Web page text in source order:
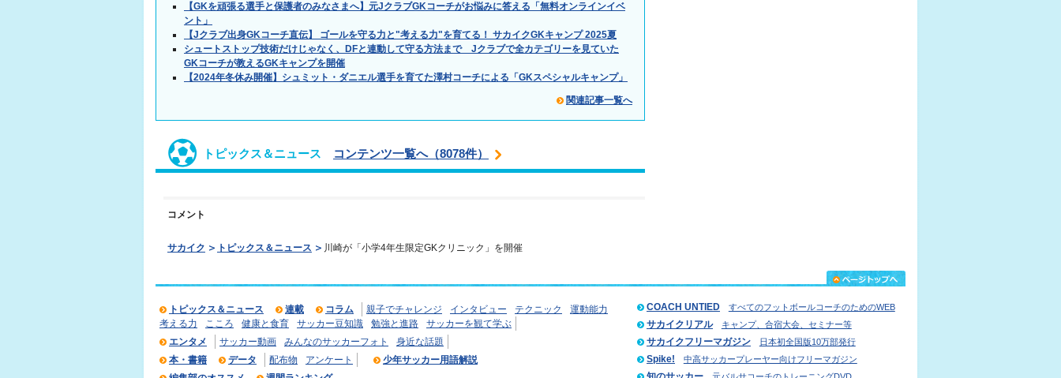
【GKを頑張る選手と保護者のみなさまへ】元JクラブGKコーチがお悩みに答える「無料オンラインイベ
ント」
【Jクラブ出身GKコーチ直伝】 ゴールを守る力と"考える力"を育てる！ サカイクGKキャンプ 2025夏
シュートストップ技術だけじゃなく、DFと連動して守る方法まで Jクラブで全カテゴリーを見ていた
GKコーチが教えるGKキャンプを開催
【2024年冬休み開催】シュミット・ダニエル選手を育てた澤村コーチによる「GKスペシャルキャンプ」
関連記事一覧へ
トピックス＆ニュース コンテンツ一覧へ（8078件）
コメント
サカイク トピックス＆ニュース 川崎が「小学4年生限定GKクリニック」を開催
トピックス＆ニュース 連載 コラム 親子でチャレンジ インタビュー テクニック
運動能力
考える力
こころ 健康と食育 サッカー豆知識 勉強と進路
サッカーを観て学ぶ
エンタメ
サッカー動画 みんなのサッカーフォト
身近な話題
本・書籍
データ 配布物 アンケート
少年サッカー用語解説
COACH UNTIED すべてのフットボールコーチのためのWEB
サカイクリアル キャンプ、合宿大会、セミナー等
サカイクフリーマガジン 日本初全国版10万部発行
Spike! 中高サッカープレーヤー向けフリーマガジン